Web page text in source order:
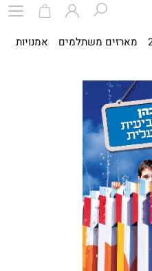
מארזים משתלמים אמנויות